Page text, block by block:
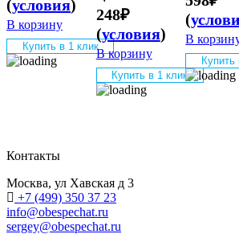
(условия)
В корзину
Купить в 1 клик
248₽
(условия)
В корзину
Купить в 1 клик
(
В
Купить
Контакты
Москва, ул Хавская д 3
+7 (499) 350 37 23
info@obespechat.ru
sergey@obespechat.ru